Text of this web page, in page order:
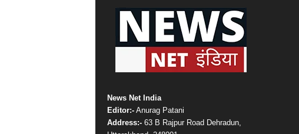
News Net India
Editor:-Anurag Patani
Address:-63 B Rajpur Road Dehradun,